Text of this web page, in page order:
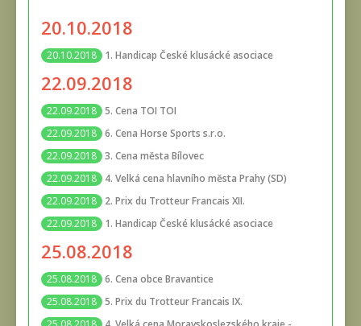
20.10.2018
20.10.2018 1. Handicap České klusácké asociace
22.09.2018
22.09.2018 5. Cena TOI TOI
22.09.2018 6. Cena Horse Sports s.r.o.
22.09.2018 3. Cena města Bílovec
22.09.2018
4. Velká cena hlavního města Prahy (SD)
22.09.2018
2. Prix du Trotteur Francais XII.
22.09.2018
1. Handicap České klusácké asociace
25.08.2018
25.08.2018 6. Cena obce Bravantice
25.08.2018 5. Prix du Trotteur Francais IX.